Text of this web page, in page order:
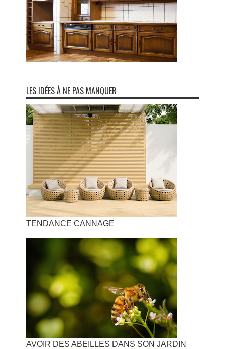
LES IDÉES À NE PAS MANQUER
TENDANCE CANNAGE
AVOIR DES ABEILLES DANS SON JARDIN